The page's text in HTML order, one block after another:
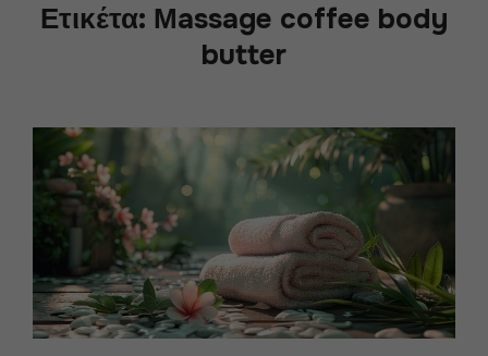
Ετικέτα: Μassage coffee body
butter